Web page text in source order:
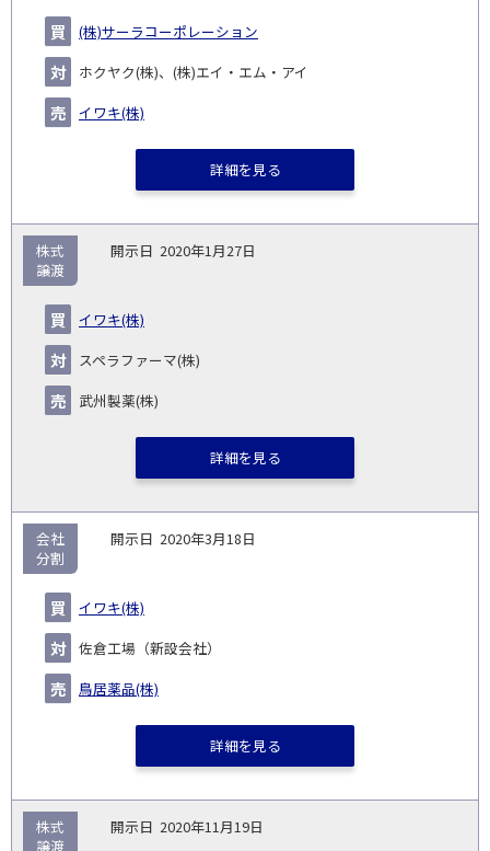
(株)サーラコーポレーション
ホクヤク(株)、(株)エイ・エム・アイ
イワキ(株)
詳細を見る
2020年1月27日
イワキ(株)
スペラファーマ(株)
武州製薬(株)
株式
譲渡
詳細を見る
2020年3月18日
イワキ(株)
佐倉工場（新設会社）
鳥居薬品(株)
会社
分割
詳細を見る
2020年11月19日
株式
譲渡